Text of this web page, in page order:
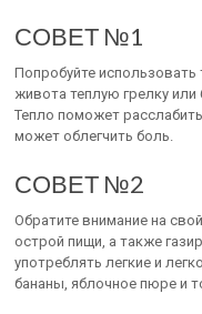
СОВЕТ №1
Попробуйте
живота теплую грелку или
Тепло поможет
может облегчить боль.
СОВЕТ №2
Обратите внимание на
острой пищи, а также
употреблять легкие и
бананы, яблочное пюре и